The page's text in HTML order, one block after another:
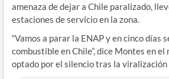
amenaza de dejar a Chile paralizado,
estaciones de servicio en la zona.
“Vamos a parar la ENAP y en cinco días
combustible en Chile”, dice Montes en el
optado por el silencio tras la viralización